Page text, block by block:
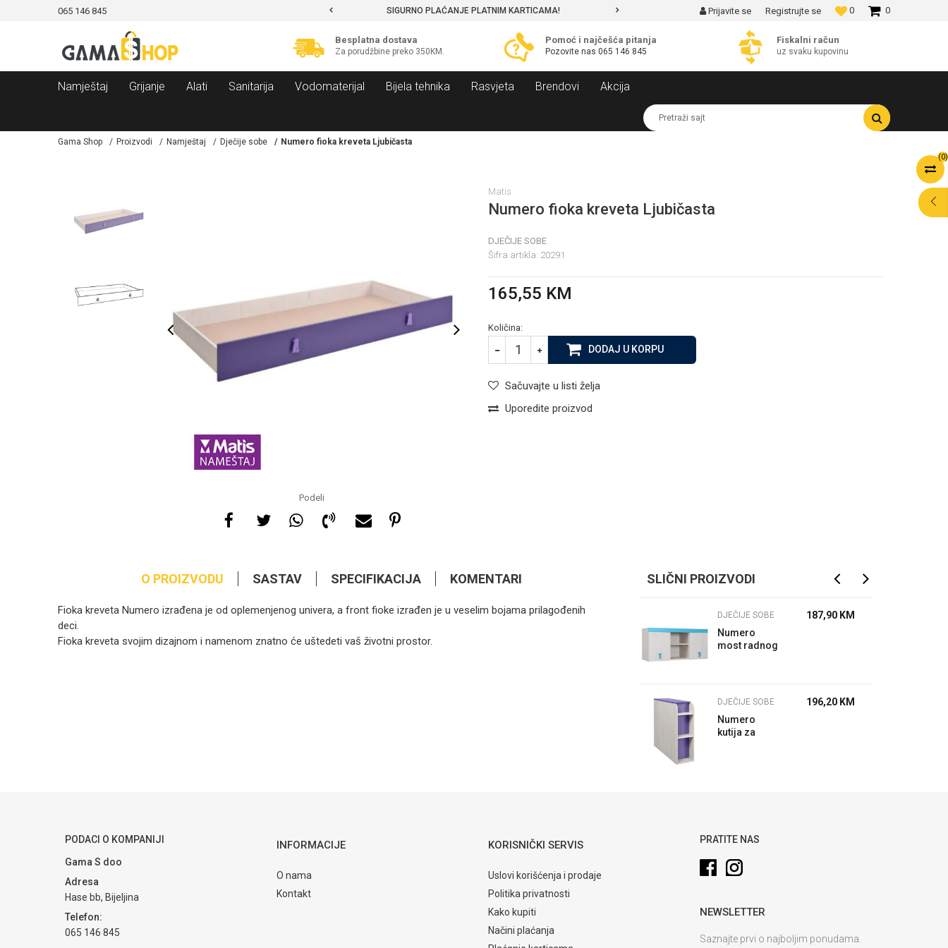
065 146 845 SIGURNO PLAĆANJE PLATNIM KARTICAMA! MOGUĆNOST BESPLATNE ISPORUKE! 0
0
Prijavite se Registrujte se
Besplatna dostava
Za porudžbine preko 350KM.
Pomoć i najčešća pitanja
Pozovite nas 065 146 845
Fiskalni račun
uz svaku kupovinu
Namještaj Grijanje Alati Sanitarija Vodomaterijal Bijela tehnika Rasvjeta Brendovi Akcija
Pretraži sajt
(0)
Gama Shop Proizvodi Namještaj Dječije sobe Numero fioka kreveta Ljubičasta
Podeli
Matis
Numero fioka kreveta Ljubičasta
DJEČIJE SOBE
Šifra artikla: 20291
165,55 KM
Količina:
DODAJ U KORPU
Sačuvajte u listi želja
Uporedite proizvod
O PROIZVODU SASTAV SPECIFIKACIJA KOMENTARI
Fioka kreveta Numero izrađena je od oplemenjenog univera, a front fioke izrađen je u veselim bojama prilagođenih
deci.
Fioka kreveta svojim dizajnom i namenom znatno će uštedeti vaš životni prostor.
SLIČNI PROIZVODI
DJEČIJE SOBE 89,90 DJEČIJE SOBE
Numero
most radnog
187,90 KM
DJEČIJE SOBE
Numero
kutija za
196,20 KM
PODACI O KOMPANIJI
Gama S doo
Adresa
Hase bb, Bijeljina
Telefon:
065 146 845
INFORMACIJE
O nama
Kontakt
KORISNIČKI SERVIS
Uslovi korišćenja i prodaje
Politika privatnosti
Kako kupiti
Načini plaćanja
PRATITE NAS
NEWSLETTER
Saznajte prvi o najboljim ponudama.